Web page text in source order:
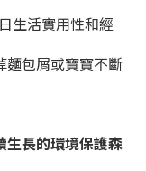
生活實用性和經
麵包屑或寶寶不斷
生長的環境保護森